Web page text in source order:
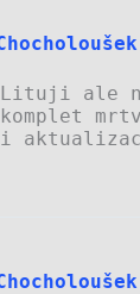
Lituji ale
komplet
i